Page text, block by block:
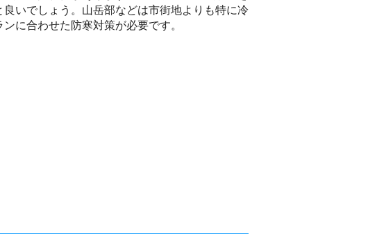
良いでしょう。山岳部などは市街地よりも特に冷
に合わせた防寒対策が必要です。